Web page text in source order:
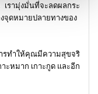
เรามุ่งมั่นที่จะลดผลกระ
จุดหมายปลายทางของ
ารทำให้คุณมีความสุขจริ
ะหมาก เกาะกูด และอีก